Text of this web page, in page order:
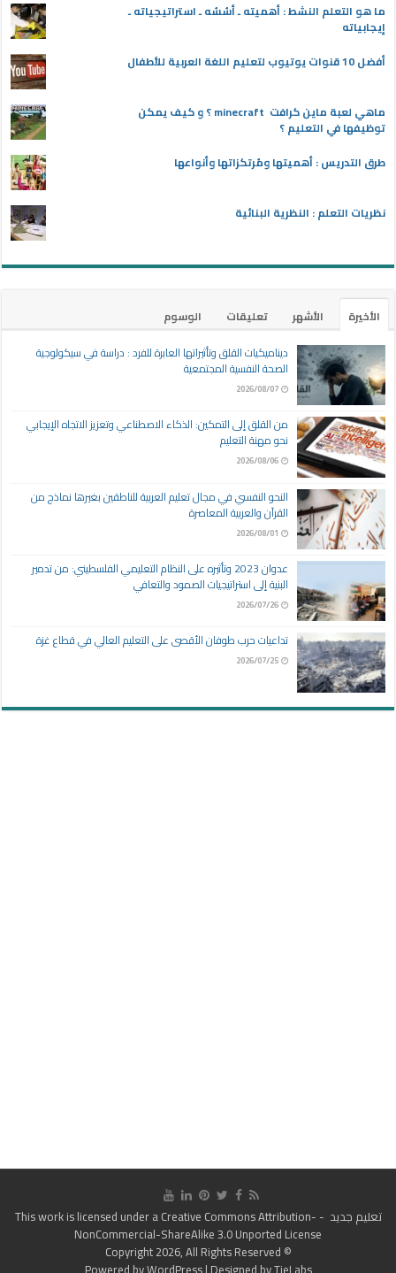
ما هو التعلم النشط : أهميته ـ أسُسُه ـ استراتيجياته ـ
إيجابياته
أفضل 10 قنوات يوتيوب لتعليم اللغة العربية للأطفال
ماهي لعبة ماين كرافت minecraft ؟ و كيف يمكن
توظيفها في التعليم ؟
طرق التدريس : أهميتها ومُرتكزاتها وأنواعها
نظريات التعلم : النظرية البنائية
الأخيرة الأشهر تعليقات
الوسوم
ديناميكيات القلق وتأثيراتها العابرة للفرد : دراسة في سيكولوجية
الصحة النفسية المجتمعية
2026/08/07
من القلق إلى التمكين: الذكاء الاصطناعي وتعزيز الاتجاه الإيجابي
نحو مهنة التعليم
2026/08/06
النحو النفسي في مجال تعليم العربية للناطقين بغيرها نماذج من
القرآن والعربية المعاصرة
2026/08/01
عدوان 2023 وتأثيره على النظام التعليمي الفلسطيني: من تدمير
البنية إلى استراتيجيات الصمود والتعافي
2026/07/26
تداعيات حرب طوفان الأقصى على التعليم العالي في قطاع غزة
2026/07/25
تعليم جديد - This work is licensed under a
Creative Commons Attribution-
NonCommercial-ShareAlike 3.0 Unported License
© Copyright 2026, All Rights Reserved